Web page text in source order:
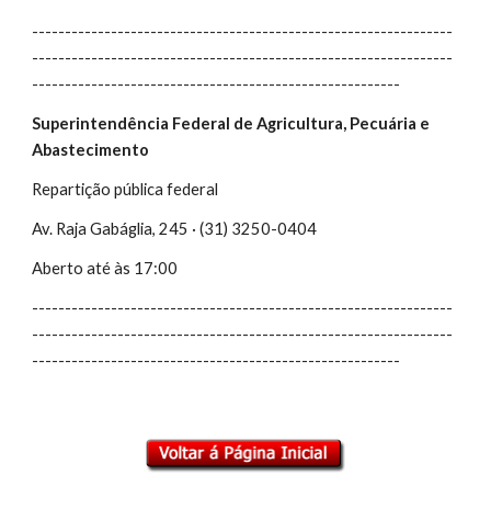
----------------------------------------------------------------
----------------------------------------------------------------
--------------------------------------------------------
Superintendência Federal de Agricultura, Pecuária e
Abastecimento
Repartição pública federal
Av. Raja Gabáglia, 245 · (31) 3250-0404
Aberto até às 17:00
----------------------------------------------------------------
----------------------------------------------------------------
--------------------------------------------------------